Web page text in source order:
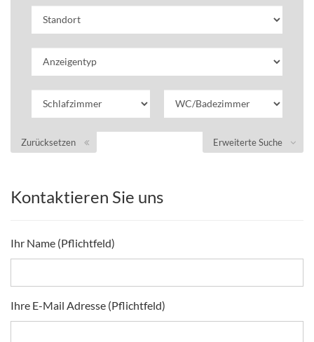
Erweiterte Suche
Zurücksetzen
Kontaktieren Sie uns
Ihr Name (Pflichtfeld)
Ihre E-Mail Adresse (Pflichtfeld)